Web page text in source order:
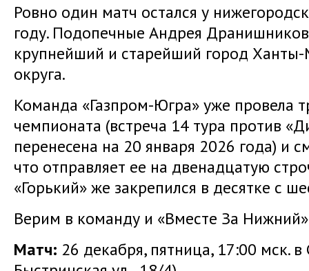
Ровно один матч остался у
году. Подопечные Андрея
крупнейший и старейший город
округа.
Команда «Газпром-Югра» уже провела
чемпионата (встреча 14 тура против
перенесена на 20 января 2026 года) и
что отправляет ее на двенадцатую
«Горький» же закрепился в десятке с
Верим в команду и «Вместе За
Матч: 26 декабря, пятница, 17:00 мск.